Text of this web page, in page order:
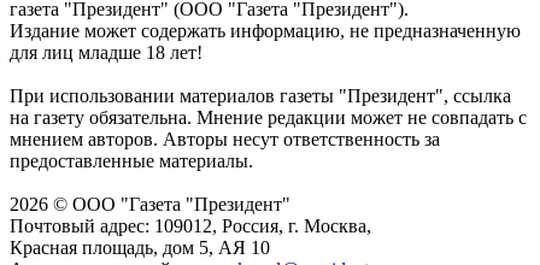
газета "Президент" (ООО "Газета "Президент").
Издание может содержать информацию, не предназначенную
для лиц младше 18 лет!
При использовании материалов газеты "Президент", ссылка
на газету обязательна. Мнение редакции может не совпадать с
мнением авторов. Авторы несут ответственность за
предоставленные материалы.
2026 © ООО "Газета "Президент"
Почтовый адрес: 109012, Россия, г. Москва,
Красная площадь, дом 5, АЯ 10